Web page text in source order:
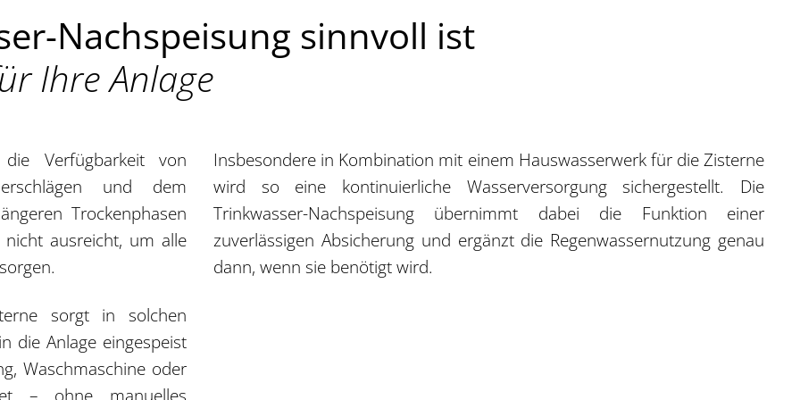
Nachspeisung sinnvoll ist
Ihre Anlage
die Verfügbarkeit von
und dem
Trockenphasen
ausreicht, um alle
sorgt in solchen
die Anlage eingespeist
Waschmaschine oder
Insbesondere in Kombination mit einem Hauswasserwerk für die Zisterne
wird so eine kontinuierliche Wasserversorgung sichergestellt. Die
Trinkwasser-Nachspeisung übernimmt dabei die Funktion einer
zuverlässigen Absicherung und ergänzt die Regenwassernutzung genau
dann, wenn sie benötigt wird.